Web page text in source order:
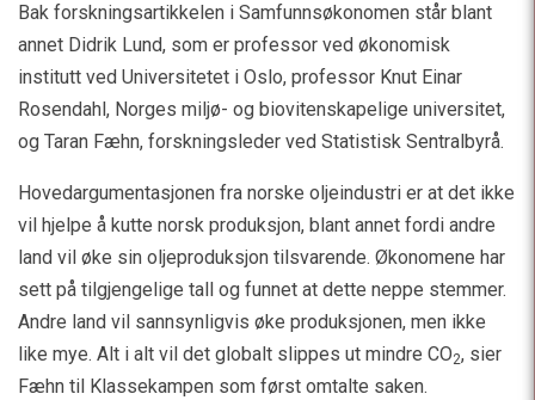
Bak forskningsartikkelen i Samfunnsøkonomen står blant
annet Didrik Lund, som er professor ved økonomisk
institutt ved Universitetet i Oslo, professor Knut Einar
Rosendahl, Norges miljø- og biovitenskapelige universitet,
og Taran Fæhn, forskningsleder ved Statistisk Sentralbyrå.
Hovedargumentasjonen fra norske oljeindustri er at det ikke
vil hjelpe å kutte norsk produksjon, blant annet fordi andre
land vil øke sin oljeproduksjon tilsvarende. Økonomene har
sett på tilgjengelige tall og funnet at dette neppe stemmer.
Andre land vil sannsynligvis øke produksjonen, men ikke
like mye. Alt i alt vil det globalt slippes ut mindre CO2, sier
Fæhn til Klassekampen som først omtalte saken.